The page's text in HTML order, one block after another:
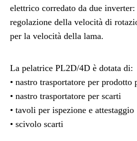
elettrico corredato da due
regolazione della velocità di
per la velocità della lama.
La pelatrice PL2D/4D è dotata di:
• nastro trasportatore per prodotto
• nastro trasportatore per scarti
• tavoli per ispezione e attestaggio
• scivolo scarti